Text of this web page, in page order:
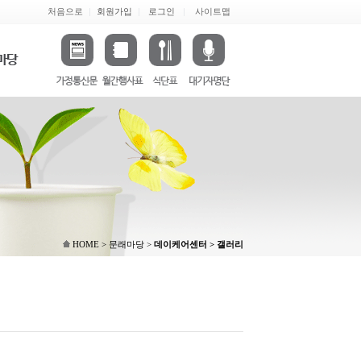
처음으로 회원가입 로그인 사이트맵
HOME > 문래마당 > 데이케어센터 > 갤러리